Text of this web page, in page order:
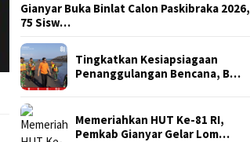
Gianyar Buka Binlat Calon Paskibraka 2026,
75 Sisw…
Tingkatkan Kesiapsiagaan
Penanggulangan Bencana, B…
Memeriahkan HUT Ke-81 RI,
Pemkab Gianyar Gelar Lom…